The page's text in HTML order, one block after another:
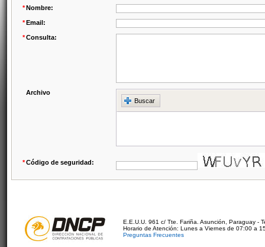
*Nombre:
*Email:
*Consulta:
Archivo
Buscar
*Código de seguridad:
E.E.U.U. 961 c/ Tte. Fariña. Asunción, Paraguay -
Horario de Atención: Lunes a Viernes de 07:00 a
Preguntas Frecuentes